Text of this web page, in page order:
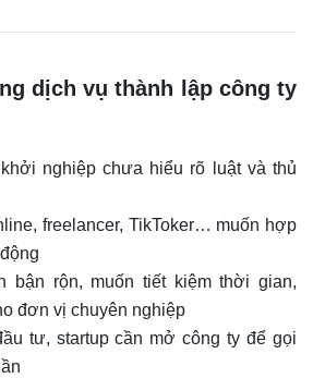
dịch vụ thành lập công ty
nghiệp chưa hiểu rõ luật và thủ
freelancer, TikToker… muốn hợp
bận rộn, muốn tiết kiệm thời gian,
đơn vị chuyên nghiệp
tư, startup cần mở công ty để gọi